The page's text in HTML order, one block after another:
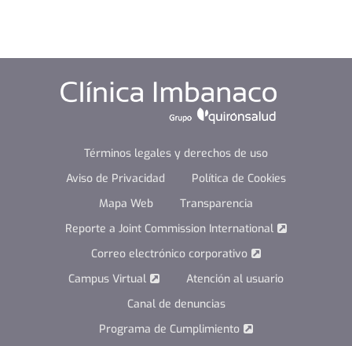
Términos legales y derechos de uso
Aviso de Privacidad
Política de Cookies
Mapa Web
Transparencia
Reporte a Joint Commission International
Correo electrónico corporativo
Campus Virtual
Atención al usuario
Canal de denuncias
Programa de Cumplimiento